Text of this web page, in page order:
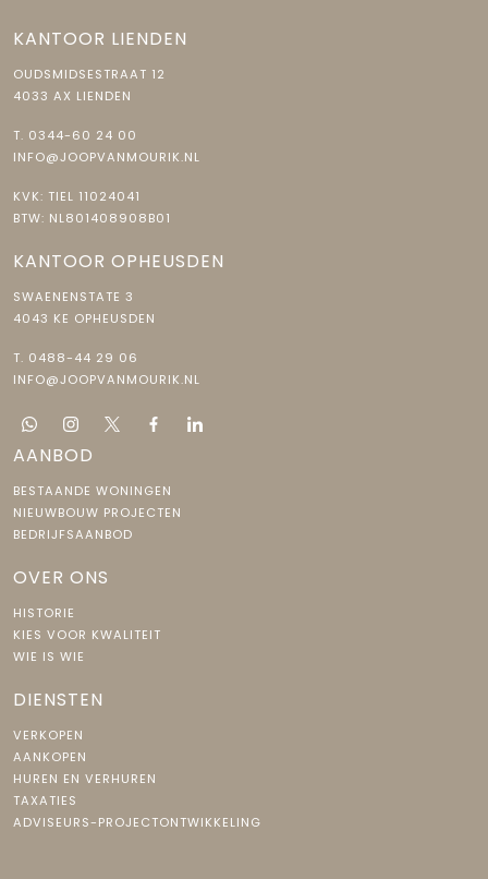
KANTOOR LIENDEN
OUDSMIDSESTRAAT 12
4033 AX LIENDEN
T. 0344-60 24 00
INFO@JOOPVANMOURIK.NL
KVK: TIEL 11024041
BTW: NL801408908B01
KANTOOR OPHEUSDEN
SWAENENSTATE 3
4043 KE OPHEUSDEN
T. 0488-44 29 06
INFO@JOOPVANMOURIK.NL
AANBOD
BESTAANDE WONINGEN
NIEUWBOUW PROJECTEN
BEDRIJFSAANBOD
OVER ONS
HISTORIE
KIES VOOR KWALITEIT
WIE IS WIE
DIENSTEN
VERKOPEN
AANKOPEN
HUREN EN VERHUREN
TAXATIES
ADVISEURS-PROJECTONTWIKKELING